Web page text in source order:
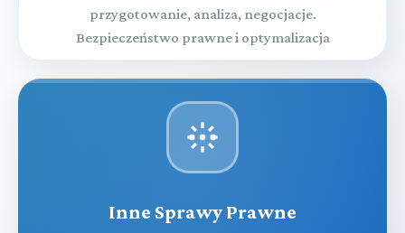
przygotowanie, analiza, negocjacje.
Bezpieczeństwo prawne i optymalizacja
Inne Sprawy Prawne